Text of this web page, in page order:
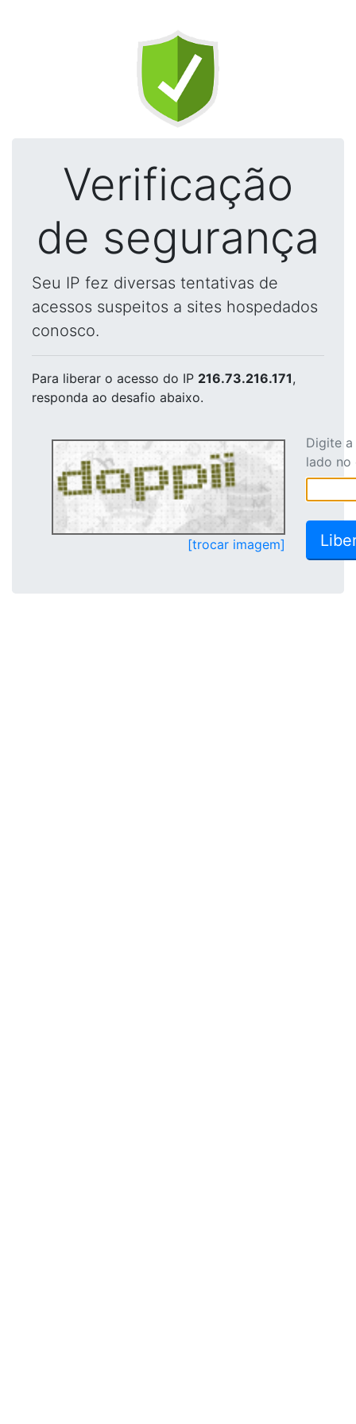
Verificação
de segurança
Seu IP fez diversas tentativas de
acessos suspeitos a sites hospedados
conosco.
Para liberar o acesso do IP 216.73.216.171,
responda ao desafio abaixo.
[trocar imagem]
Digite
lado no